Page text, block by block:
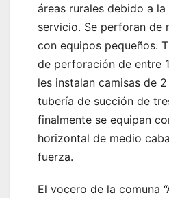
áreas rurales debido a
servicio. Se perforan de
con equipos pequeños.
de perforación de entre
les instalan camisas de
tubería de succión de
finalmente se equipan
horizontal de medio
fuerza.
El vocero de la comuna